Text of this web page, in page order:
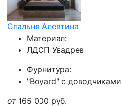
Спальня Алевтина
Материал:
ЛДСП Увадрев
Фурнитура:
"Boyard" с доводчиками
от 165 000 руб.